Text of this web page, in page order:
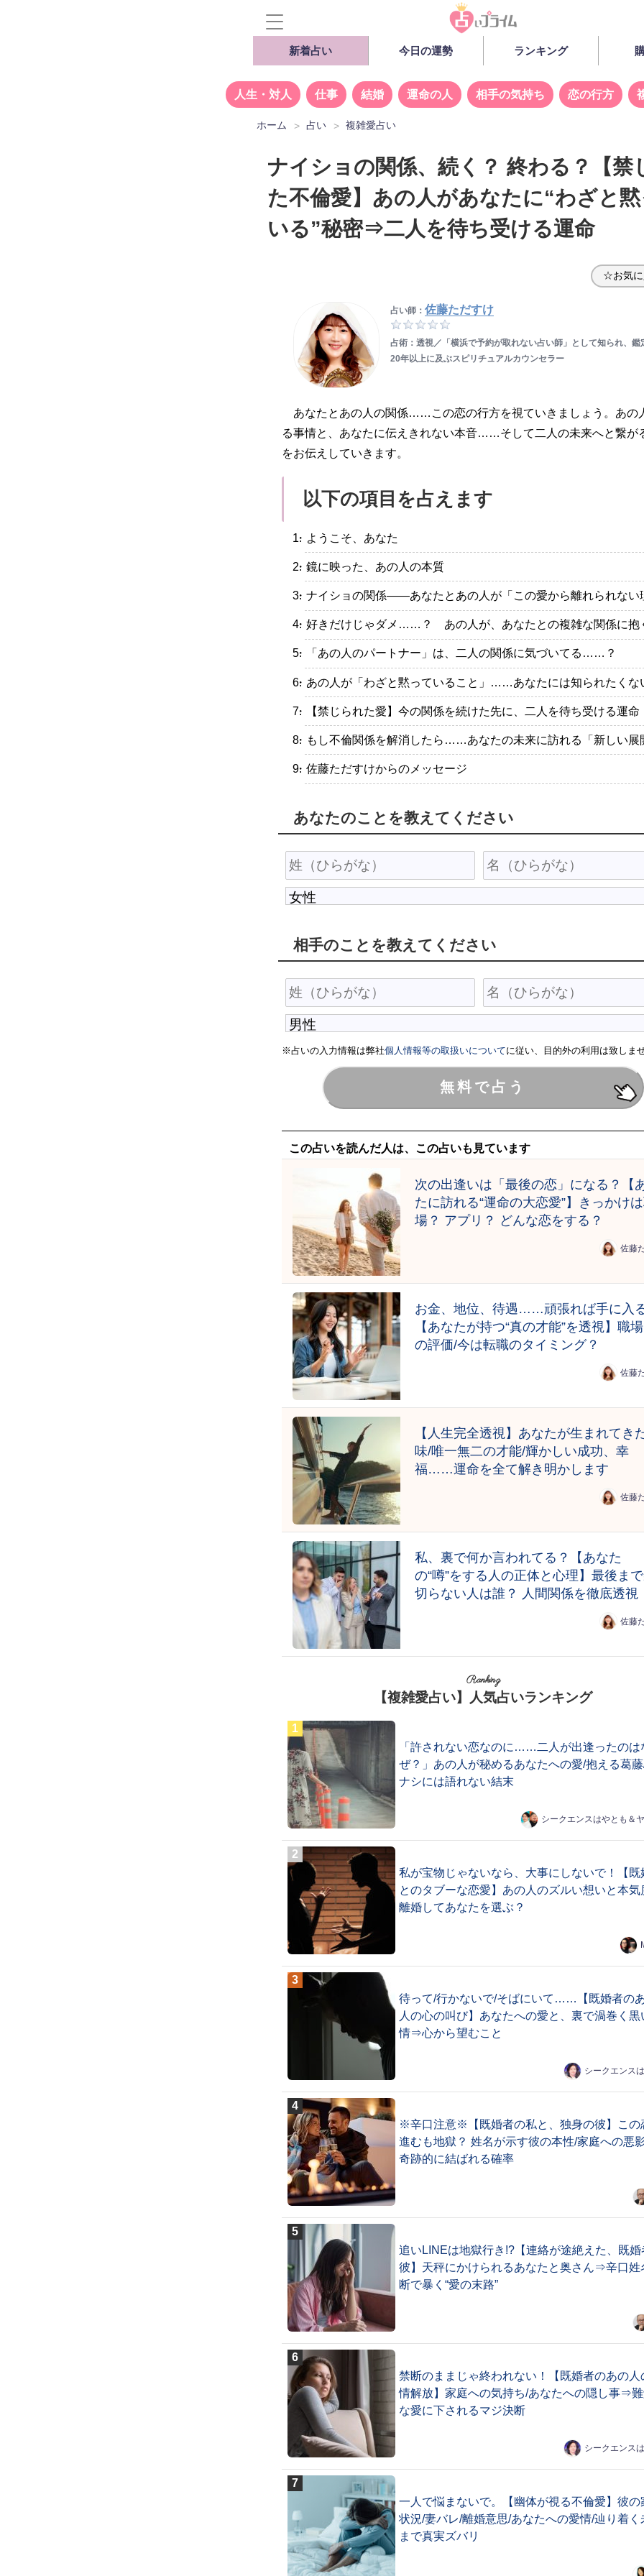
新着占い 今日の運勢 ランキング
人生・対人 仕事 結婚 運命の人 相手の気持ち 恋の行方
ホーム 占い 複雑愛占い
ナイショの関係、続く？ 終わる？【禁
た不倫愛】あの人があなたに“わざと
いる”秘密⇒二人を待ち受ける運命
☆お気に
占い師： 佐藤ただすけ
占術：透視／「横浜で予約が取れない占い師」として知られ、鑑
20年以上に及ぶスピリチュアルカウンセラー
あなたとあの人の関係……この恋の行方を視ていきましょう。あの
る事情と、あなたに伝えきれない本音……そして二人の未来へと繋が
をお伝えしていきます。
以下の項目を占えます
・ようこそ、あなた
・鏡に映った、あの人の本質
・ナイショの関係――あなたとあの人が「この愛から離れられない
・好きだけじゃダメ……？ あの人が、あなたとの複雑な関係に抱
・「あの人のパートナー」は、二人の関係に気づいてる……？
・あの人が「わざと黙っていること」……あなたには知られたくな
・【禁じられた愛】今の関係を続けた先に、二人を待ち受ける運命
・もし不倫関係を解消したら……あなたの未来に訪れる「新しい展
・佐藤ただすけからのメッセージ
あなたのことを教えてください
相手のことを教えてください
※占いの入力情報は弊社個人情報等の取扱いについてに従い、目的外の利用は致しませ
この占いを読んだ人は、この占いも見ています
次の出逢いは「最後の恋」になる？【
たに訪れる“運命の大恋愛”】きっかけ
場？ アプリ？ どんな恋をする？
佐藤
お金、地位、待遇……頑張れば手に入
【あなたが持つ“真の才能”を透視】職
の評価/今は転職のタイミング？
佐藤
【人生完全透視】あなたが生まれてき
味/唯一無二の才能/輝かしい成功、幸
福……運命を全て解き明かします
佐藤
私、裏で何か言われてる？【あなた
の“噂”をする人の正体と心理】最後ま
切らない人は誰？ 人間関係を徹底透視
佐藤
Ranking
【複雑愛占い】人気占いランキング
「許されない恋なのに……二人が出逢ったのは
ぜ？」あの人が秘めるあなたへの愛/抱える葛
ナシには語れない結末
シークエンスはやとも＆
私が宝物じゃないなら、大事にしないで！【既
とのタブーな恋愛】あの人のズルい想いと本
離婚してあなたを選ぶ？
待って/行かないで/そばにいて……【既婚者の
人の心の叫び】あなたへの愛と、裏で渦巻く黒
情⇒心から望むこと
シークエンス
※辛口注意※【既婚者の私と、独身の彼】この
進むも地獄？ 姓名が示す彼の本性/家庭への悪
奇跡的に結ばれる確率
追いLINEは地獄行き!?【連絡が途絶えた、既婚
彼】天秤にかけられるあなたと奥さん⇒辛口姓
断で暴く“愛の末路”
禁断のままじゃ終われない！【既婚者のあの人
情解放】家庭への気持ち/あなたへの隠し事⇒
な愛に下されるマジ決断
シークエンス
一人で悩まないで。【幽体が視る不倫愛】彼の
状況/妻バレ/離婚意思/あなたへの愛情/辿り着く
まで真実ズバリ